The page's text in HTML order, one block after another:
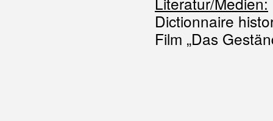
Dictionnaire
Film „Das